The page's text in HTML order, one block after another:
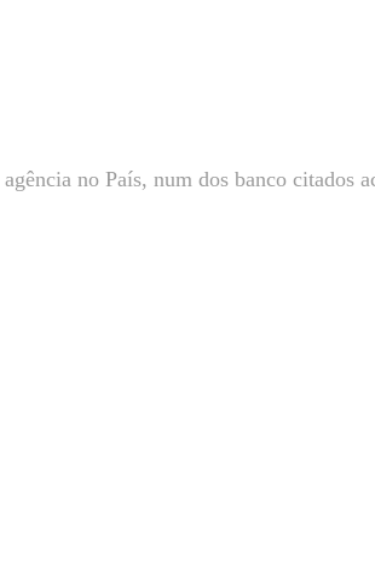
no País, num dos banco citados